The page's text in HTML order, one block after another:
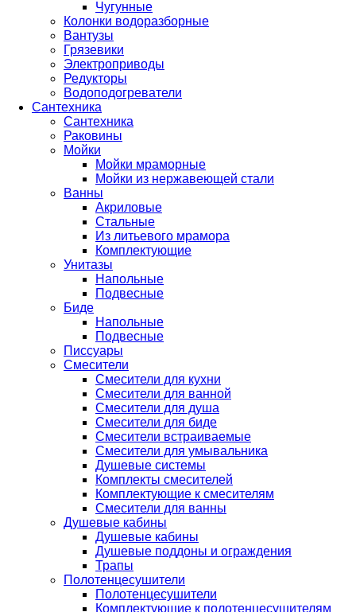
Чугунные
Колонки водоразборные
Вантузы
Грязевики
Электроприводы
Редукторы
Водоподогреватели
Сантехника
Сантехника
Раковины
Мойки
Мойки мраморные
Мойки из нержавеющей стали
Ванны
Акриловые
Стальные
Из литьевого мрамора
Комплектующие
Унитазы
Напольные
Подвесные
Биде
Напольные
Подвесные
Писсуары
Смесители
Смесители для кухни
Смесители для ванной
Смесители для душа
Смесители для биде
Смесители встраиваемые
Смесители для умывальника
Душевые системы
Комплекты смесителей
Комплектующие к смесителям
Смесители для ванны
Душевые кабины
Душевые кабины
Душевые поддоны и ограждения
Трапы
Полотенцесушители
Полотенцесушители
Комплектующие к полотенцесушителям